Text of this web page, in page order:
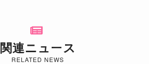
関連ニュース
RELATED NEWS